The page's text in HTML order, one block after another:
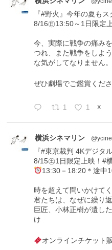
『#野火』今年の夏も
8/16㊐13:50～1日限定
今、実際に戦争の痛み
つれ、また戦争をしよ
な気がしてなりません。
ぜひ劇場でご鑑賞くださ
1 1 X
横浜シネマリン
『#東京裁判 4Kデジタ
8/15㊏1日限定上映！#
13:30－18:20＊途中
時を超えて問いかけて
君たちは、なぜに繰り
巨匠、小林正樹が遺し
け
オンラインチケット